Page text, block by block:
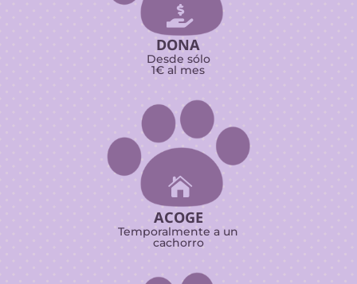

DONA
Desde sólo
1€ al mes

ACOGE
Temporalmente a un
cachorro